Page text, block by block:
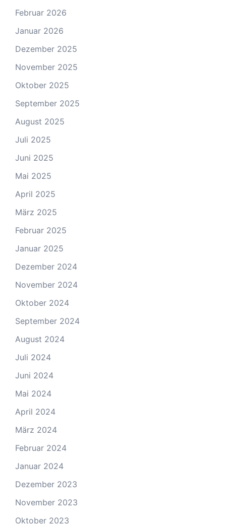
Februar 2026
Januar 2026
Dezember 2025
November 2025
Oktober 2025
September 2025
August 2025
Juli 2025
Juni 2025
Mai 2025
April 2025
März 2025
Februar 2025
Januar 2025
Dezember 2024
November 2024
Oktober 2024
September 2024
August 2024
Juli 2024
Juni 2024
Mai 2024
April 2024
März 2024
Februar 2024
Januar 2024
Dezember 2023
November 2023
Oktober 2023